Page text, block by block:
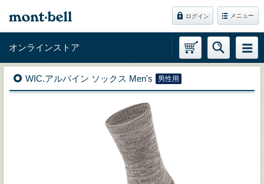
ログイン メニュー
オンラインストア
WIC.アルパイン ソックス Men's 男性用